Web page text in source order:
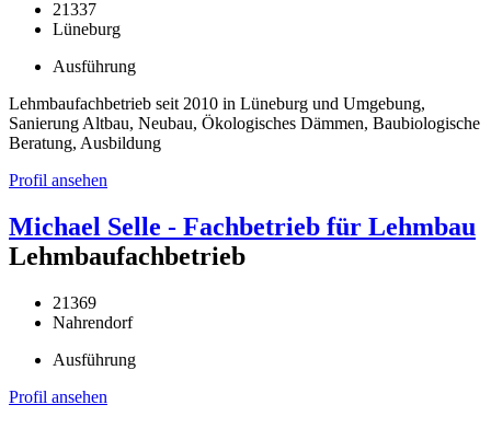
21337
Lüneburg
Ausführung
Lehmbaufachbetrieb seit 2010 in Lüneburg und Umgebung,
Sanierung Altbau, Neubau, Ökologisches Dämmen, Baubiologische
Beratung, Ausbildung
Profil ansehen
Michael Selle - Fachbetrieb für Lehmbau
Lehmbaufachbetrieb
21369
Nahrendorf
Ausführung
Profil ansehen